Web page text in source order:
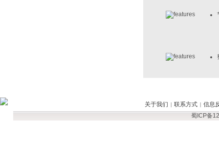
关于我们 | 联系方式 | 信息
蜀ICP备